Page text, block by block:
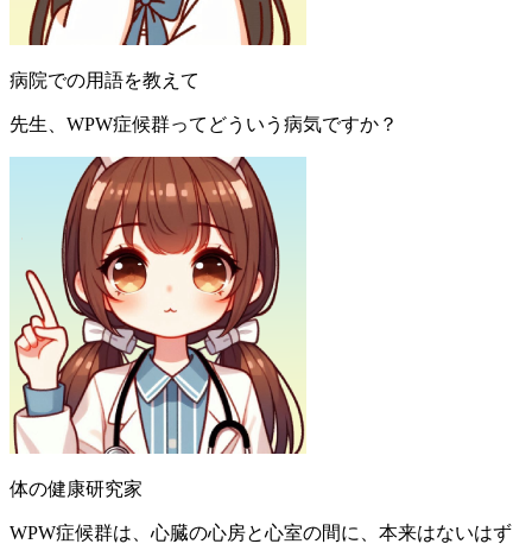
病院での用語を教えて
先生、WPW症候群ってどういう病気ですか？
体の健康研究家
WPW症候群は、心臓の心房と心室の間に、本来はないはず